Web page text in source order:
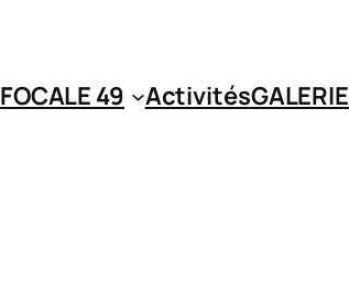
FOCALE 49 ActivitésGALERIE